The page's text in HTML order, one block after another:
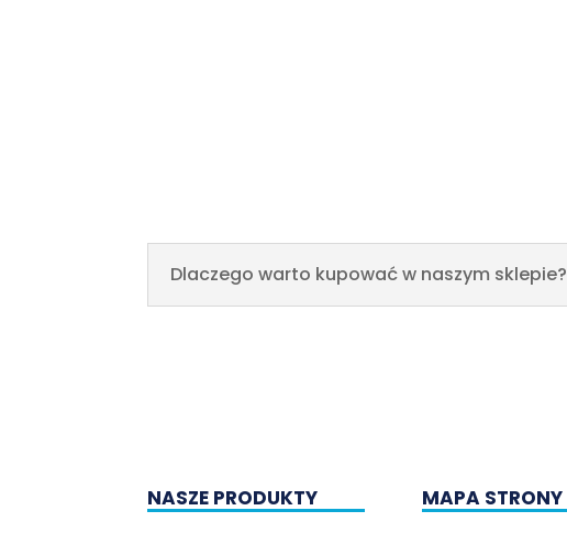
Dlaczego warto kupować w naszym sklepie?
NASZE PRODUKTY MAPA STRONY